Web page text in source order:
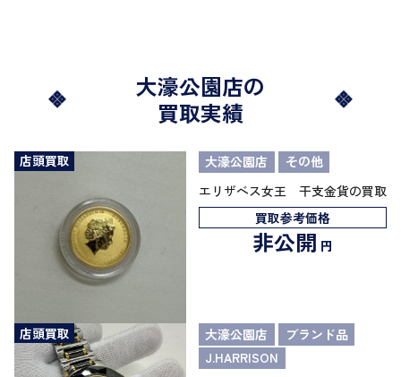
大濠公園店の
買取実績
店頭買取 大濠公園店
その他
エリザベス女王 干支金貨の買取
買取参考価格
非公開 円
店頭買取 大濠公園店
ブランド品
J.HARRISON